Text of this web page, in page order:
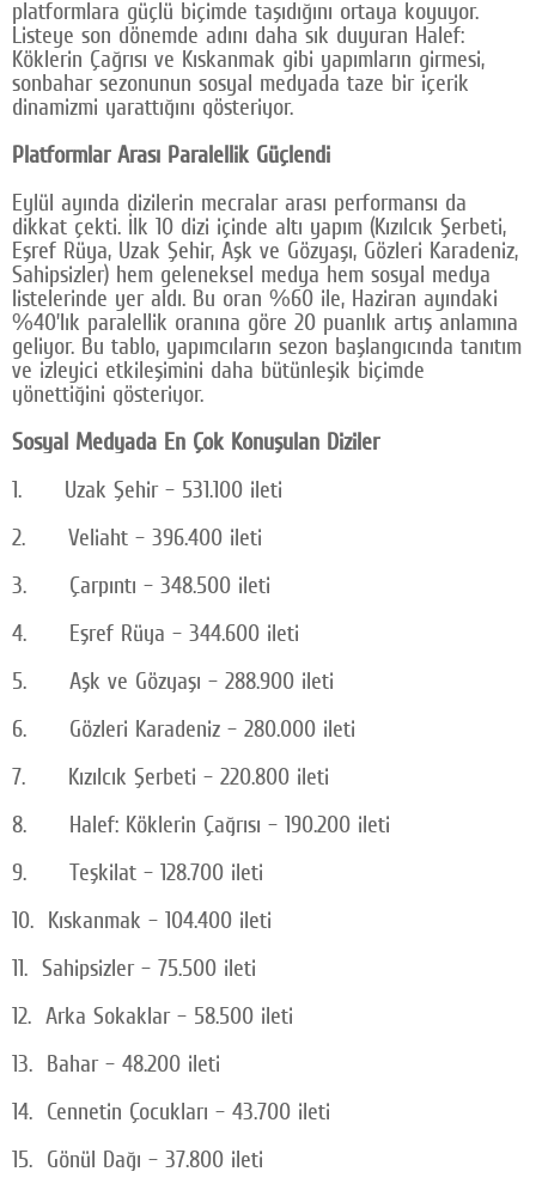
platformlara güçlü biçimde taşıdığını ortaya koyuyor.
Listeye son dönemde adını daha sık duyuran Halef:
Köklerin Çağrısı ve Kıskanmak gibi yapımların girmesi,
sonbahar sezonunun sosyal medyada taze bir içerik
dinamizmi yarattığını gösteriyor.
Platformlar Arası Paralellik Güçlendi
Eylül ayında dizilerin mecralar arası performansı da
dikkat çekti. İlk 10 dizi içinde altı yapım (Kızılcık Şerbeti,
Eşref Rüya, Uzak Şehir, Aşk ve Gözyaşı, Gözleri Karadeniz,
Sahipsizler) hem geleneksel medya hem sosyal medya
listelerinde yer aldı. Bu oran %60 ile, Haziran ayındaki
%40’lık paralellik oranına göre 20 puanlık artış anlamına
geliyor. Bu tablo, yapımcıların sezon başlangıcında tanıtım
ve izleyici etkileşimini daha bütünleşik biçimde
yönettiğini gösteriyor.
Sosyal Medyada En Çok Konuşulan Diziler
1. Uzak Şehir – 531.100 ileti
2. Veliaht – 396.400 ileti
3. Çarpıntı – 348.500 ileti
4. Eşref Rüya – 344.600 ileti
5. Aşk ve Gözyaşı – 288.900 ileti
6. Gözleri Karadeniz – 280.000 ileti
7. Kızılcık Şerbeti – 220.800 ileti
8. Halef: Köklerin Çağrısı – 190.200 ileti
9. Teşkilat – 128.700 ileti
10. Kıskanmak – 104.400 ileti
11. Sahipsizler – 75.500 ileti
12. Arka Sokaklar – 58.500 ileti
13. Bahar – 48.200 ileti
14. Cennetin Çocukları – 43.700 ileti
15. Gönül Dağı – 37.800 ileti